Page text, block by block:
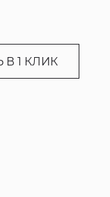
В 1 КЛИК